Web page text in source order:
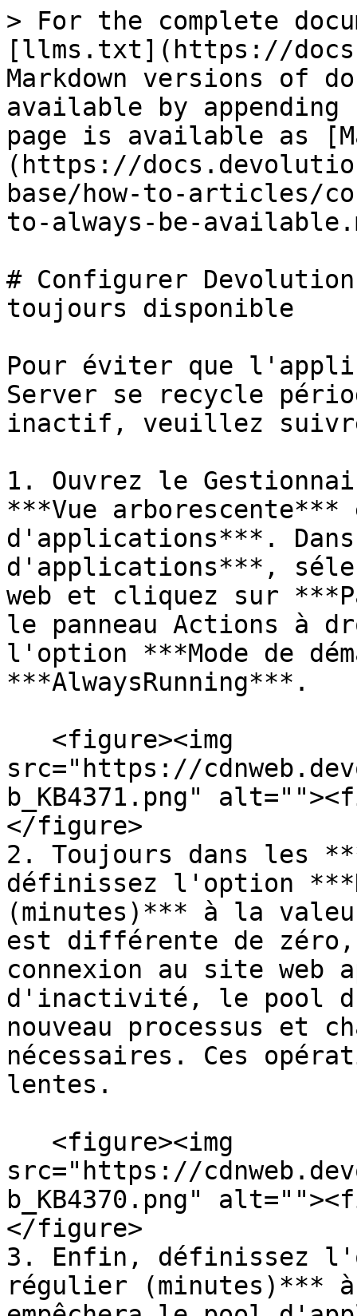
> For the complete
[llms.txt](https://
Markdown versions of
available by
page is available as
(https://
base/how-to-articles/
to-always-be-
# Configurer
toujours disponible
Pour éviter que
Server se recycle
inactif, veuillez
1. Ouvrez le
***Vue
d'applications***.
d'applications***,
web et cliquez sur
le panneau Actions à
l'option ***Mode de
***AlwaysRunning***.
src="https://
b_KB4371.png"
</figure>
2. Toujours dans les
définissez l'option
(minutes)*** à la
est différente de
connexion au site web
d'inactivité, le pool
nouveau processus et
nécessaires. Ces
lentes.
src="https://
b_KB4370.png"
</figure>
3. Enfin, définissez
régulier (minutes)***